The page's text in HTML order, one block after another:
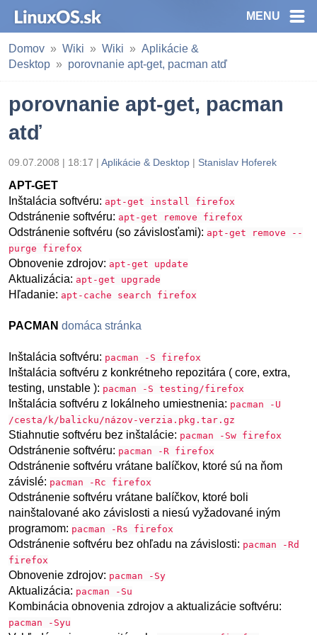
MENU
Domov Wiki Wiki
Aplikácie &
Desktop
porovnanie apt-get, pacman atď
porovnanie apt-get, pacman
atď
09.07.2008 | 18:17 | Aplikácie & Desktop | Stanislav Hoferek
APT-GET
Inštalácia softvéru: apt-get install firefox
Odstránenie softvéru: apt-get remove firefox
Odstránenie softvéru (so závislosťami): apt-get remove --
purge firefox
Obnovenie zdrojov: apt-get update
Aktualizácia: apt-get upgrade
Hľadanie: apt-cache search firefox
PACMAN domáca stránka
Inštalácia softvéru: pacman -S firefox
Inštalácia softvéru z konkrétneho repozitára ( core, extra,
testing, unstable ): pacman -S testing/firefox
Inštalácia softvéru z lokálneho umiestnenia: pacman -U
/cesta/k/balicku/názov-verzia.pkg.tar.gz
Stiahnutie softvéru bez inštalácie: pacman -Sw firefox
Odstránenie softvéru: pacman -R firefox
Odstránenie softvéru vrátane balíčkov, ktoré sú na ňom
závislé: pacman -Rc firefox
Odstránenie softvéru vrátane balíčkov, ktoré boli
nainštalované ako závislosti a niesú vyžadované iným
programom: pacman -Rs firefox
Odstránenie softvéru bez ohľadu na závislosti: pacman -Rd
firefox
Obnovenie zdrojov: pacman -Sy
Aktualizácia: pacman -Su
Kombinácia obnovenia zdrojov a aktualizácie softvéru:
pacman -Syu